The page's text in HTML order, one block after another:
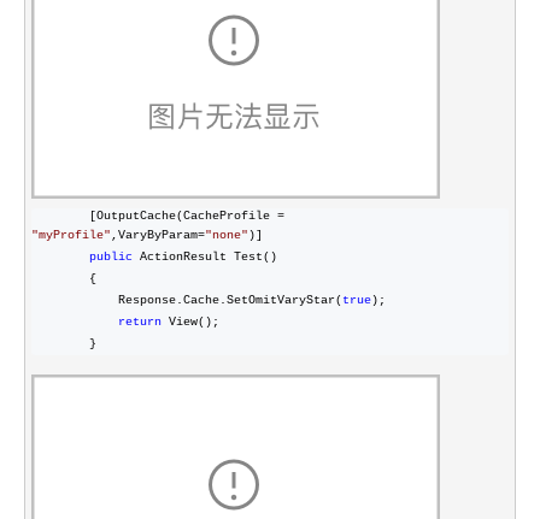
"myProfile" ,VaryByParam="none" )]
public ActionResult Test()
            Response.Cache.SetOmitVaryStar(
true);
return View();
        }